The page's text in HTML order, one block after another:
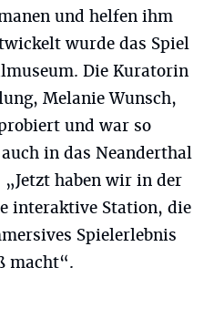
und helfen ihm
wurde das Spiel
Die Kuratorin
Melanie Wunsch,
und war so
in das Neanderthal
haben wir in der
interaktive Station, die
Spielerlebnis
macht“.